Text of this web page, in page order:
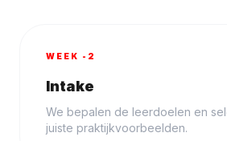
WEEK -2
Intake
We bepalen de leerdoelen en
juiste praktijkvoorbeelden.